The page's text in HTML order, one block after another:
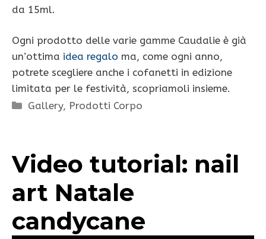
da 15ml.
Ogni prodotto delle varie gamme Caudalie è già
un’ottima idea regalo ma, come ogni anno,
potrete scegliere anche i cofanetti in edizione
limitata per le festività, scopriamoli insieme.
Categorie
Gallery, Prodotti Corpo
Video tutorial: nail
art Natale
candycane